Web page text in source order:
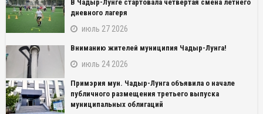
В Чадыр-Лунге стартовала четвертая смена летнего
дневного лагеря
июль 27 2026
Вниманию жителей муниципия Чадыр-Лунга!
июль 24 2026
Примэрия мун. Чадыр-Лунга объявила о начале
публичного размещения третьего выпуска
муниципальных облигаций